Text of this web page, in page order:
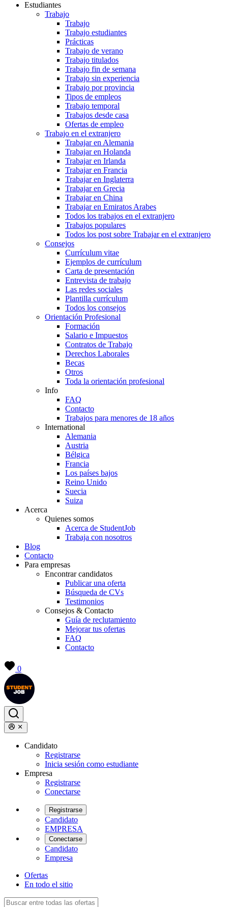
Estudiantes
Trabajo
Trabajo
Trabajo estudiantes
Prácticas
Trabajo de verano
Trabajo titulados
Trabajo fin de semana
Trabajo sin experiencia
Trabajo por provincia
Tipos de empleos
Trabajo temporal
Trabajos desde casa
Ofertas de empleo
Trabajo en el extranjero
Trabajar en Alemania
Trabajar en Holanda
Trabajar en Irlanda
Trabajar en Francia
Trabajar en Inglaterra
Trabajar en Grecia
Trabajar en China
Trabajar en Emiratos Arabes
Todos los trabajos en el extranjero
Trabajos populares
Todos los post sobre Trabajar en el extranjero
Consejos
Currículum vitae
Ejemplos de currículum
Carta de presentación
Entrevista de trabajo
Las redes sociales
Plantilla currículum
Todos los consejos
Orientación Profesional
Formación
Salario e Impuestos
Contratos de Trabajo
Derechos Laborales
Becas
Otros
Toda la orientación profesional
Info
FAQ
Contacto
Trabajos para menores de 18 años
International
Alemania
Austria
Bélgica
Francia
Los países bajos
Reino Unido
Suecia
Suiza
Acerca
Quienes somos
Acerca de StudentJob
Trabaja con nosotros
Blog
Contacto
Para empresas
Encontrar candidatos
Publicar una oferta
Búsqueda de CVs
Testimonios
Consejos & Contacto
Guía de reclutamiento
Mejorar tus ofertas
FAQ
Contacto
0
Candidato
Registrarse
Inicia sesión como estudiante
Empresa
Registrarse
Conectarse
Registrarse
Candidato
EMPRESA
Conectarse
Candidato
Empresa
Ofertas
En todo el sitio